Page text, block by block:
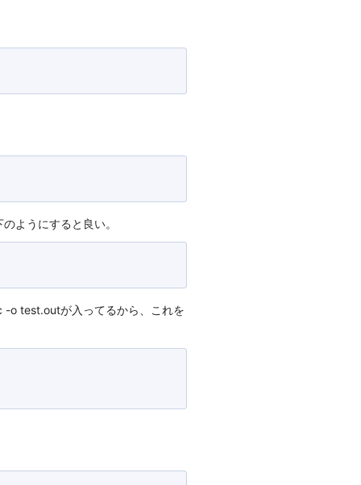
ようにすると良い。
-o test.outが入ってるから、これを